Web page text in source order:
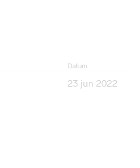
Datum
23 jun 2022